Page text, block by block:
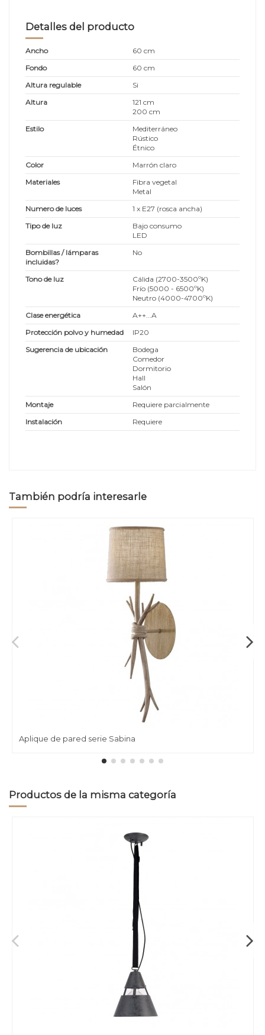
Detalles del producto
Ancho
60 cm
Fondo
60 cm
Altura regulable
Si
Altura
121 cm
200 cm
Estilo
Mediterráneo
Rústico
Étnico
Color
Marrón claro
Materiales
Fibra vegetal
Metal
Numero de luces
1 x E27 (rosca ancha)
Tipo de luz
Bajo consumo
LED
Bombillas / lámparas
incluidas?
No
Tono de luz
Cálida (2700-3500ºK)
Frío (5000 - 6500ºK)
Neutro (4000-4700ºK)
Clase energética
A++...A
Protección polvo y humedad
IP20
Sugerencia de ubicación
Bodega
Comedor
Dormitorio
Hall
Salón
Montaje
Requiere parcialmente
Instalación
Requiere
También podría interesarle
Aplique de pared serie Sabina
Productos de la misma categoría